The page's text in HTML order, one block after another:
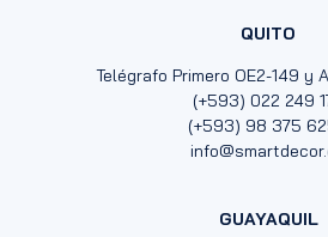
QUITO
Telégrafo Primero OE2-149 y
(+593) 022 249
(+593) 98 375
GUAYAQUIL